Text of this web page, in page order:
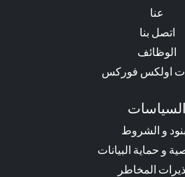
عنا
اتصل بنا
الوظائف
اولكس فوركس
السياسات
و الشروط
و حماية البيانات
المخاطر